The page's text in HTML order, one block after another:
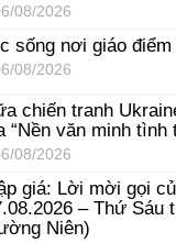
08/2026
sống nơi giáo
08/2026
chiến tranh
“Nền văn minh tình
08/2026
giá: Lời mời gọi
– Thứ Sáu
Niên)